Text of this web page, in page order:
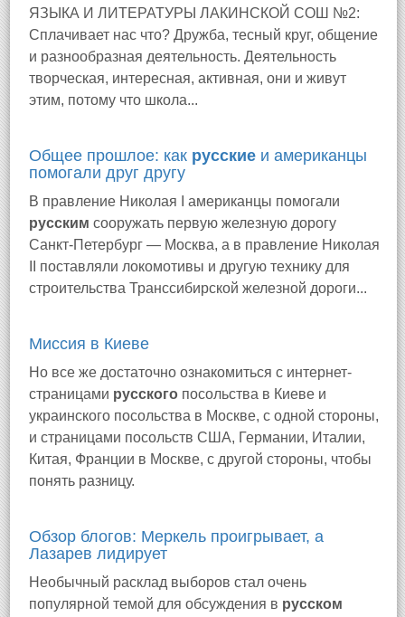
ЯЗЫКА И ЛИТЕРАТУРЫ ЛАКИНСКОЙ СОШ №2:
Сплачивает нас что? Дружба, тесный круг, общение
и разнообразная деятельность. Деятельность
творческая, интересная, активная, они и живут
этим, потому что школа...
Общее прошлое: как русские и американцы
помогали друг другу
В правление Николая I американцы помогали
русским сооружать первую железную дорогу
Санкт-Петербург — Москва, а в правление Николая
II поставляли локомотивы и другую технику для
строительства Транссибирской железной дороги...
Миссия в Киеве
Но все же достаточно ознакомиться с интернет-
страницами русского посольства в Киеве и
украинского посольства в Москве, с одной стороны,
и страницами посольств США, Германии, Италии,
Китая, Франции в Москве, с другой стороны, чтобы
понять разницу.
Обзор блогов: Меркель проигрывает, а
Лазарев лидирует
Необычный расклад выборов стал очень
популярной темой для обсуждения в русском